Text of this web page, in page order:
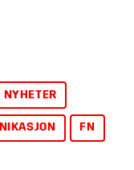
NYHETER
FN